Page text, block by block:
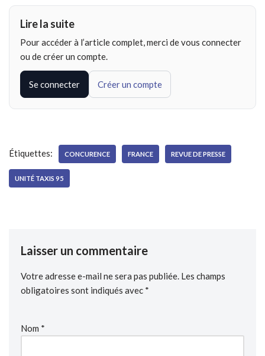
Lire la suite
Pour accéder à l’article complet, merci de vous connecter
ou de créer un compte.
Se connecter Créer un compte
Étiquettes: CONCURENCE FRANCE REVUE DE PRESSE
UNITÉ TAXIS 95
Laisser un commentaire
Votre adresse e-mail ne sera pas publiée. Les champs
obligatoires sont indiqués avec *
Nom *